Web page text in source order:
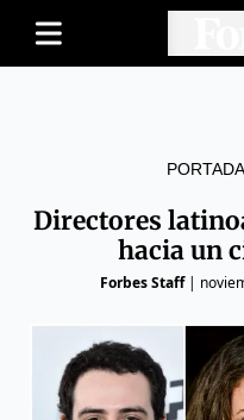
PORTADA
Directores
hacia un
Forbes Staff|